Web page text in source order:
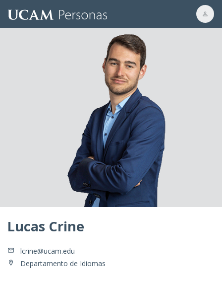
Lucas Crine
lcrine@ucam.edu
Departamento de Idiomas